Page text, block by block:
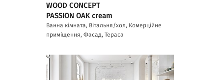
WOOD CONCEPT
PASSION OAK cream
Ванна кімната, Вітальня/хол, Комерційне
приміщення, Фасад, Тераса